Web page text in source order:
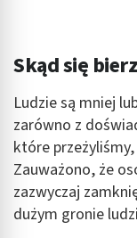
Skąd się
Ludzie są mniej
zarówno z
które
Zauważono, że
zazwyczaj
dużym gronie